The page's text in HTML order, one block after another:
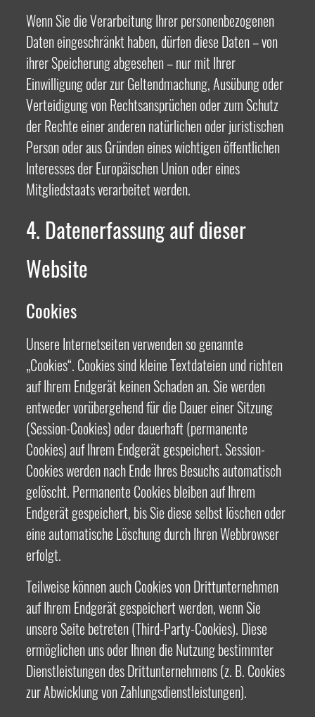
Wenn Sie die Verarbeitung Ihrer personenbezogenen
Daten eingeschränkt haben, dürfen diese Daten – von
ihrer Speicherung abgesehen – nur mit Ihrer
Einwilligung oder zur Geltendmachung, Ausübung oder
Verteidigung von Rechtsansprüchen oder zum Schutz
der Rechte einer anderen natürlichen oder juristischen
Person oder aus Gründen eines wichtigen öffentlichen
Interesses der Europäischen Union oder eines
Mitgliedstaats verarbeitet werden.
4. Datenerfassung auf dieser
Website
Cookies
Unsere Internetseiten verwenden so genannte
„Cookies“. Cookies sind kleine Textdateien und richten
auf Ihrem Endgerät keinen Schaden an. Sie werden
entweder vorübergehend für die Dauer einer Sitzung
(Session-Cookies) oder dauerhaft (permanente
Cookies) auf Ihrem Endgerät gespeichert. Session-
Cookies werden nach Ende Ihres Besuchs automatisch
gelöscht. Permanente Cookies bleiben auf Ihrem
Endgerät gespeichert, bis Sie diese selbst löschen oder
eine automatische Löschung durch Ihren Webbrowser
erfolgt.
Teilweise können auch Cookies von Drittunternehmen
auf Ihrem Endgerät gespeichert werden, wenn Sie
unsere Seite betreten (Third-Party-Cookies). Diese
ermöglichen uns oder Ihnen die Nutzung bestimmter
Dienstleistungen des Drittunternehmens (z. B. Cookies
zur Abwicklung von Zahlungsdienstleistungen).